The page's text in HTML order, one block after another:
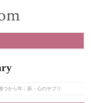
つから年：新・心のサプリ